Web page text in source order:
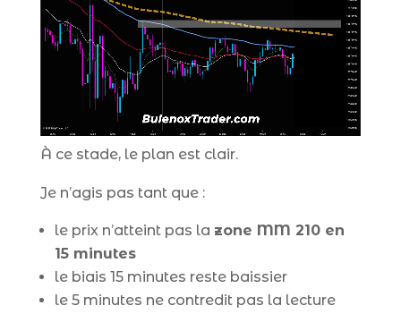
À ce stade, le plan est clair.
Je n’agis pas tant que :
le prix n’atteint pas la zone MM 210 en
15 minutes
le biais 15 minutes reste baissier
le 5 minutes ne contredit pas la lecture